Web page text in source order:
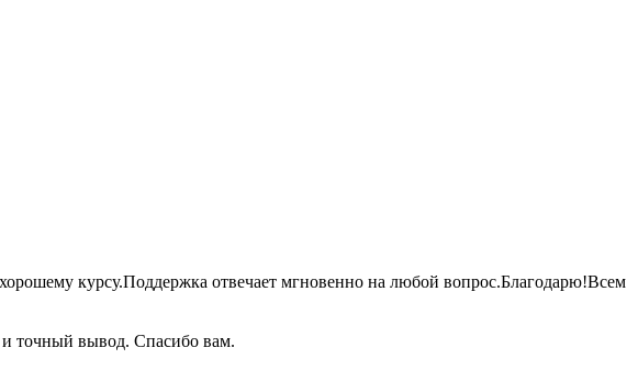
курсу.Поддержка отвечает мгновенно на любой вопрос.Благодарю!Всем
точный вывод. Спасибо вам.